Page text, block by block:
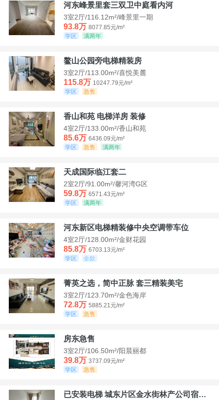
河东峰景里套三双卫中庭看内河
3室2厅/116.12m²/峰景里一期
93.8万 8077.85元/m²
学区
满两年
鳌山公园旁电梯精装房
3室2厅/113.00m²/喜悦美麓
115.8万 10247.79元/m²
学区
急售
香山和苑 电梯洋房 装修
4室2厅/133.00m²/香山和苑
85.6万 6436.09元/m²
学区
急售 满两年
天成国际临江套二
2室2厅/91.00m²/馨河湾G区
59.8万 6571.43元/m²
学区
满两年
河东新区电梯精装修中央空调带车位
4室2厅/128.00m²/金财花园
85.8万 6703.13元/m²
学区
全款
菁英之选，简中正脉 套三精装美宅
3室2厅/123.70m²/金色海岸
72.8万 5885.21元/m²
学区
急售
房东急售
3室2厅/106.50m²/阳晨丽都
39.8万 3737.09元/m²
学区
急售
已安装电梯 城东片区金水街林产公司宿舍套三可看江景